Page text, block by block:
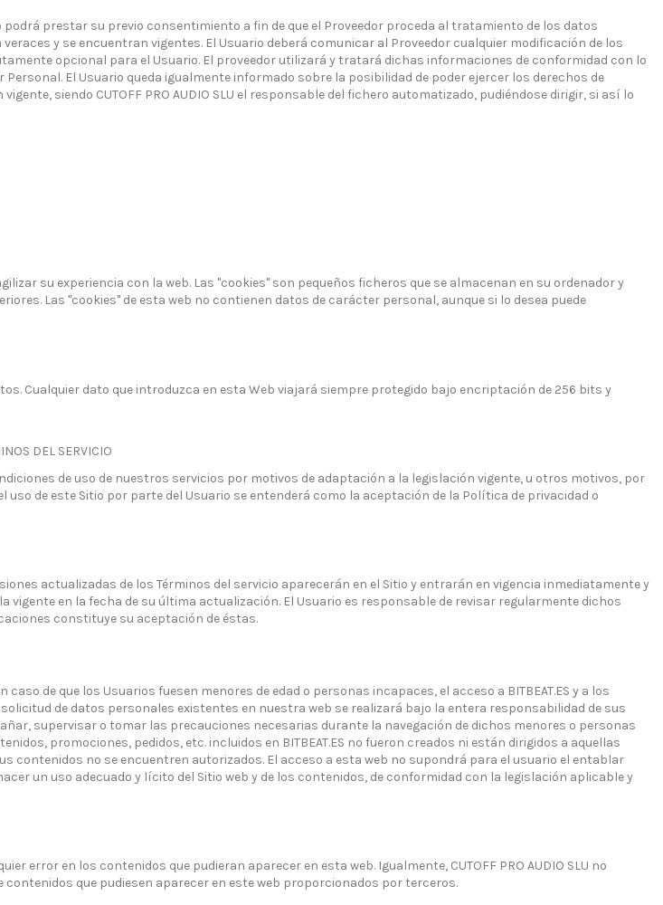
podrá prestar su previo consentimiento a fin de que el Proveedor proceda al tratamiento de los datos
y se encuentran vigentes. El Usuario deberá comunicar al Proveedor cualquier modificación de los
opcional para el Usuario. El proveedor utilizará y tratará dichas informaciones de conformidad con lo
El Usuario queda igualmente informado sobre la posibilidad de poder ejercer los derechos de
siendo CUTOFF PRO AUDIO SLU el responsable del fichero automatizado, pudiéndose dirigir, si así lo
su experiencia con la web. Las "cookies" son pequeños ficheros que se almacenan en su ordenador y
Las "cookies" de esta web no contienen datos de carácter personal, aunque si lo desea puede
Cualquier dato que introduzca en esta Web viajará siempre protegido bajo encriptación de 256 bits y
DEL SERVICIO
de uso de nuestros servicios por motivos de adaptación a la legislación vigente, u otros motivos, por
uso de este Sitio por parte del Usuario se entenderá como la aceptación de la Política de privacidad o
actualizadas de los Términos del servicio aparecerán en el Sitio y entrarán en vigencia inmediatamente y
vigente en la fecha de su última actualización. El Usuario es responsable de revisar regularmente dichos
constituye su aceptación de éstas.
de que los Usuarios fuesen menores de edad o personas incapaces, el acceso a BITBEAT.ES y a los
de datos personales existentes en nuestra web se realizará bajo la entera responsabilidad de sus
supervisar o tomar las precauciones necesarias durante la navegación de dichos menores o personas
promociones, pedidos, etc. incluidos en BITBEAT.ES no fueron creados ni están dirigidos a aquellas
no se encuentren autorizados. El acceso a esta web no supondrá para el usuario el entablar
un uso adecuado y lícito del Sitio web y de los contenidos, de conformidad con la legislación aplicable y
error en los contenidos que pudieran aparecer en esta web. Igualmente, CUTOFF PRO AUDIO SLU no
que pudiesen aparecer en este web proporcionados por terceros.